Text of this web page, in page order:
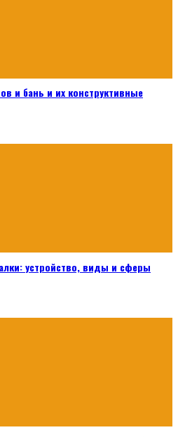
и бань и их конструктивные
устройство, виды и сферы